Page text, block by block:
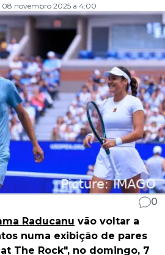
08 novembro 2025 a 4:00
0
Raducanu vão voltar a
numa exibição de pares
The Rock", no domingo, 7